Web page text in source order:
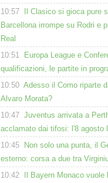
10:57
Il Clasico si gioca pure
Barcellona irrompe su Rodri e
Real
10:51
Europa League e
qualificazioni, le partite in
10:50 Adesso il Como riparte
Alvaro Morata?
10:47 Juventus arrivata a
acclamato dai tifosi: l'8 agosto
10:45
Non solo una punta, il
esterno: corsa a due tra
10:42
Il Bayern Monaco